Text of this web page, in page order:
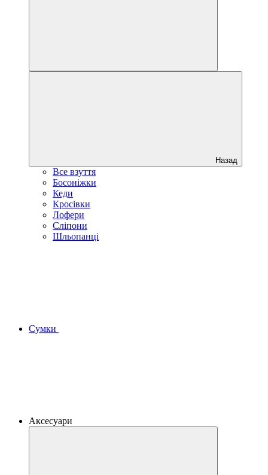
Назад
Все взуття
Босоніжки
Кеди
Кросівки
Лофери
Сліпони
Шльопанці
Сумки
Аксесуари